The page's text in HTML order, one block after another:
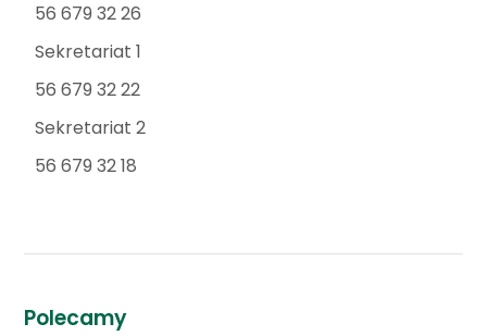
56 679 32 26
Sekretariat 1
56 679 32 22
Sekretariat 2
56 679 32 18
Polecamy